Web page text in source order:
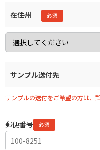
在住州
サンプル送付先
サンプルの送付をご希望の方は、
郵便番号